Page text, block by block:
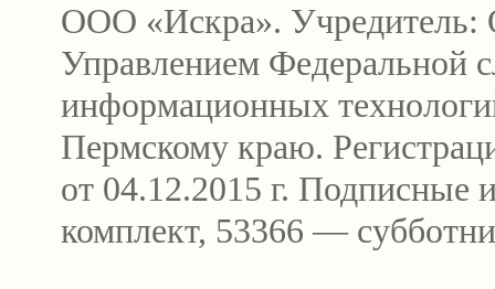
ООО «Искра». Учредитель:
Управлением Федеральной
информационных
Пермскому краю.
от 04.12.2015 г.
комплект, 53366 —